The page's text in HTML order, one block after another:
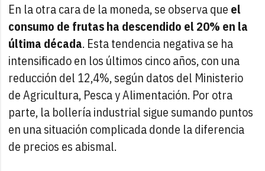
En la otra cara de la moneda, se observa que el
consumo de frutas ha descendido el 20% en la
última década. Esta tendencia negativa se ha
intensificado en los últimos cinco años, con una
reducción del 12,4%, según datos del Ministerio
de Agricultura, Pesca y Alimentación. Por otra
parte, la bollería industrial sigue sumando puntos
en una situación complicada donde la diferencia
de precios es abismal.